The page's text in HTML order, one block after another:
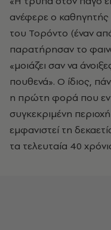
ανέφερε ο
του Τορόντο (έναν
παρατήρησαν το
«μοιάζει σαν να
πουθενά». Ο ίδιος,
η πρώτη φορά που
συγκεκριμένη
εμφανιστεί τη
τα τελευταία 40